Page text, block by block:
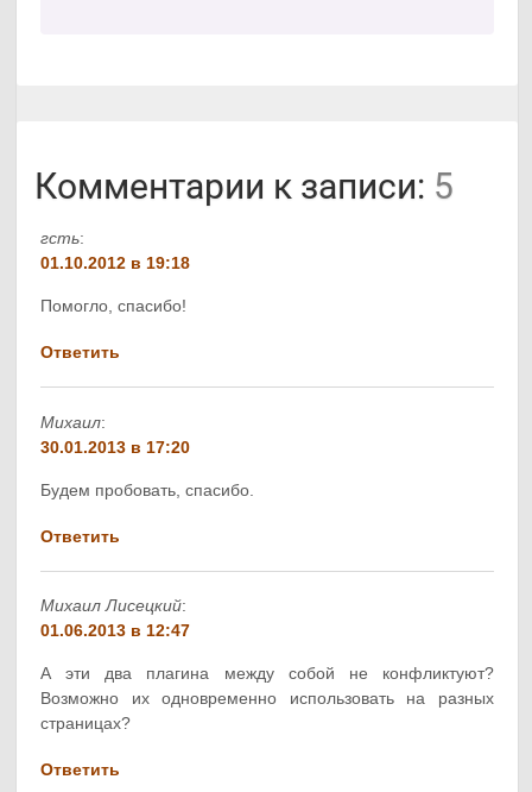
Комментарии к записи: 5
гсть:
01.10.2012 в 19:18
Помогло, спасибо!
Ответить
Михаил:
30.01.2013 в 17:20
Будем пробовать, спасибо.
Ответить
Михаил Лисецкий:
01.06.2013 в 12:47
А эти два плагина между собой не конфликтуют?
Возможно их одновременно использовать на разных
страницах?
Ответить